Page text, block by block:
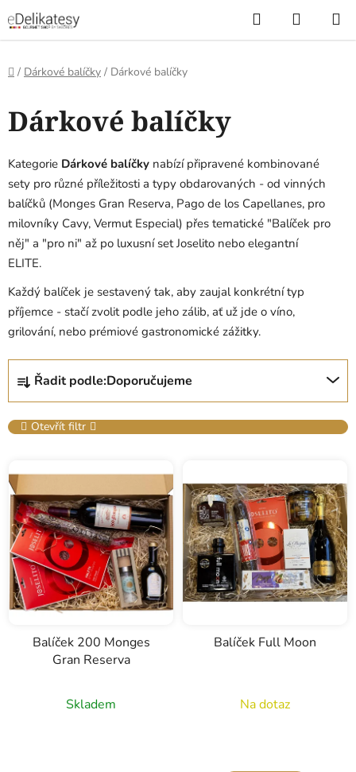
na
obsah
Hledat
KOŠÍK
Domů
/ Dárkové balíčky / Dárkové balíčky
Dárkové balíčky
Kategorie Dárkové balíčky nabízí připravené kombinované
sety pro různé příležitosti a typy obdarovaných - od vinných
balíčků (Monges Gran Reserva, Pago de los Capellanes, pro
milovníky Cavy, Vermut Especial) přes tematické "Balíček pro
něj" a "pro ni" až po luxusní set Joselito nebo elegantní
ELITE.
Každý balíček je sestavený tak, aby zaujal konkrétní typ
příjemce - stačí zvolit podle jeho zálib, ať už jde o víno,
grilování, nebo prémiové gastronomické zážitky.
Ř
a
z
e
í
p
r
o
d
u
k
t
Řadit podle:Doporučujeme
Otevřít filtr
ý
p
i
s
p
r
o
Balíček 200 Monges
Gran Reserva
Skladem
Balíček Full Moon
Na dotaz